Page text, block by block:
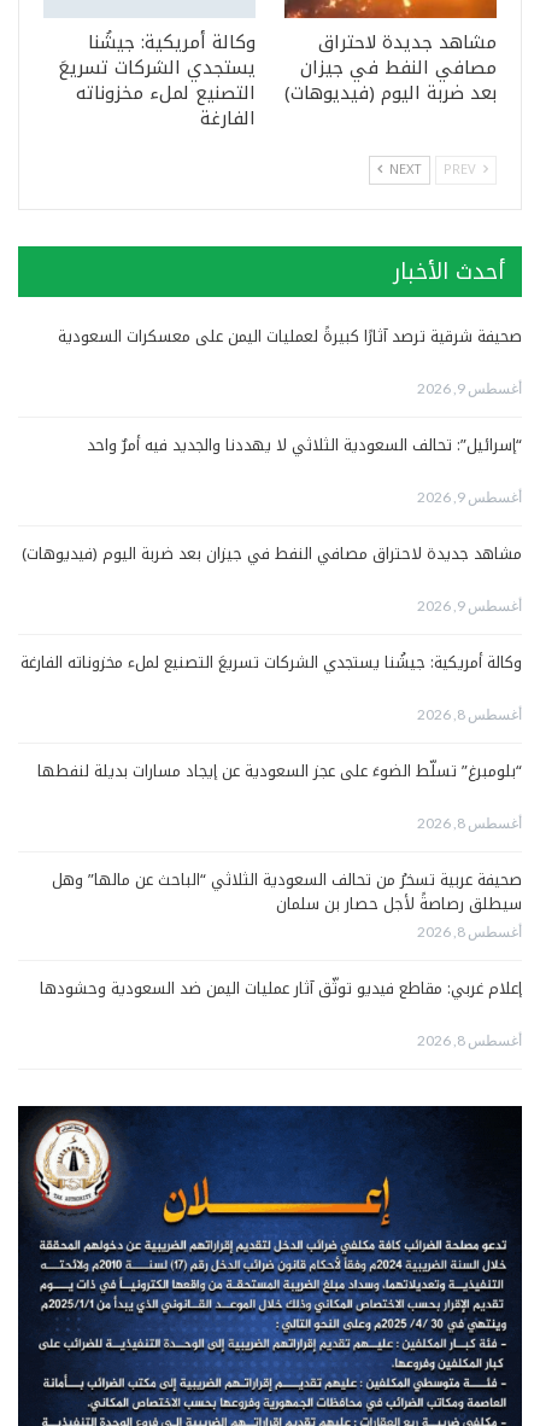
مشاهد جديدة لاحتراق
مصافي النفط في جيزان
بعد ضربة اليوم (فيديوهات)
وكالة أمريكية: جيشُنا
يستجدي الشركات تسريعَ
التصنيع لملء مخزوناته
الفارغة
NEXT
أحدث الأخبار
صحيفة شرقية ترصد آثارًا كبيرةً لعمليات اليمن على معسكرات السعودية
أغسطس 9, 2026
“إسرائيل”: تحالف السعودية الثلاثي لا يهددنا والجديد فيه أمرٌ واحد
أغسطس 9, 2026
مشاهد جديدة لاحتراق مصافي النفط في جيزان بعد ضربة اليوم (فيديوهات)
أغسطس 9, 2026
وكالة أمريكية: جيشُنا يستجدي الشركات تسريعَ التصنيع لملء مخزوناته الفارغة
أغسطس 8, 2026
“بلومبرغ” تسلّط الضوءَ على عجز السعودية عن إيجاد مسارات بديلة لنفطها
أغسطس 8, 2026
صحيفة عربية تسخرُ من تحالف السعودية الثلاثي “الباحث عن مالها” وهل
سيطلق رصاصةً لأجل حصار بن سلمان
أغسطس 8, 2026
إعلام غربي: مقاطع فيديو توثّق آثار عمليات اليمن ضد السعودية وحشودها
أغسطس 8, 2026